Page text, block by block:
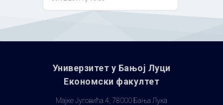
Универзитет у Бањoj Луци
Економски факултет
Мајке Југовића 4, 78000 Бања Лука